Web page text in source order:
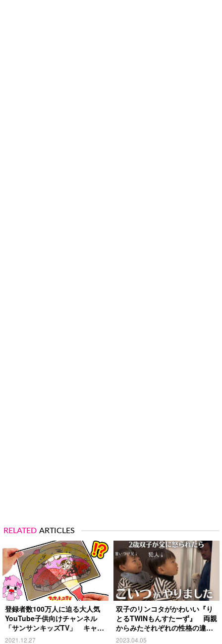
RELATED ARTICLES
登録者数100万人に迫る大人気
YouTube子供向けチャンネル
「サンサンキッズTV」 キャラ
クターへの思いや制作過程を聞
2021.12.27
双子のリンコタがかわいい『り
とるTWINもんすたーず』 両親
からみたそれぞれの性格の違い
とは？
2023.04.05